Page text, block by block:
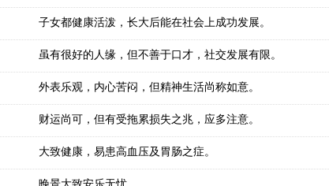
子女都健康活泼，长大后能在社会上成功发展。
虽有很好的人缘，但不善于口才，社交发展有限。
外表乐观，内心苦闷，但精神生活尚称如意。
财运尚可，但有受拖累损失之兆，应多注意。
大致健康，易患高血压及胃肠之症。